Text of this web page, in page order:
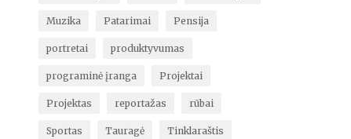
Muzika Patarimai Pensija
portretai produktyvumas
programinė įranga Projektai
Projektas reportažas rūbai
Sportas Tauragė Tinklaraštis